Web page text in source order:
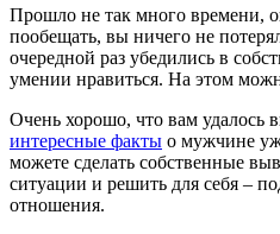
Прошло не так много времени,
пообещать, вы ничего не
очередной раз убедились в
умении нравиться. На этом
Очень хорошо, что вам удалось
интересные факты о мужчине
можете сделать собственные
ситуации и решить для себя –
отношения.